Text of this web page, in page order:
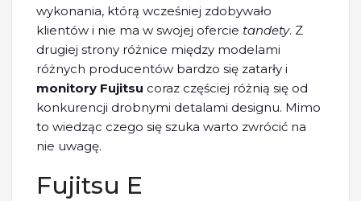
wykonania, którą wcześniej zdobywało
klientów i nie ma w swojej ofercie tandety. Z
drugiej strony różnice między modelami
różnych producentów bardzo się zatarły i
monitory Fujitsu coraz częściej różnią się od
konkurencji drobnymi detalami designu. Mimo
to wiedząc czego się szuka warto zwrócić na
nie uwagę.
Fujitsu E